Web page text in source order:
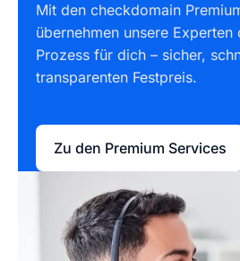
Mit den checkdomain
übernehmen unsere
Prozess für dich – sicher,
transparenten Festpreis.
Zu den Premium Services